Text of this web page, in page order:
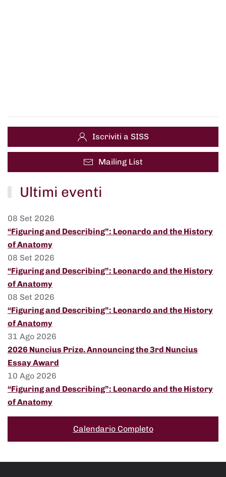
Iscriviti a SISS
Mailing List
Ultimi eventi
08 Set 2026
“Figuring and Describing”: Leonardo and the History
of Anatomy
08 Set 2026
“Figuring and Describing”: Leonardo and the History
of Anatomy
08 Set 2026
“Figuring and Describing”: Leonardo and the History
of Anatomy
31 Ago 2026
2026 Nuncius Prize. Announcing the 3rd Nuncius
Essay Award
10 Ago 2026
“Figuring and Describing”: Leonardo and the History
of Anatomy
Calendario Completo